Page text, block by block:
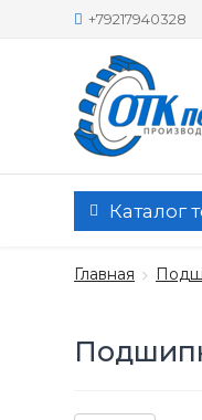
+79217940328
Каталог
Главная